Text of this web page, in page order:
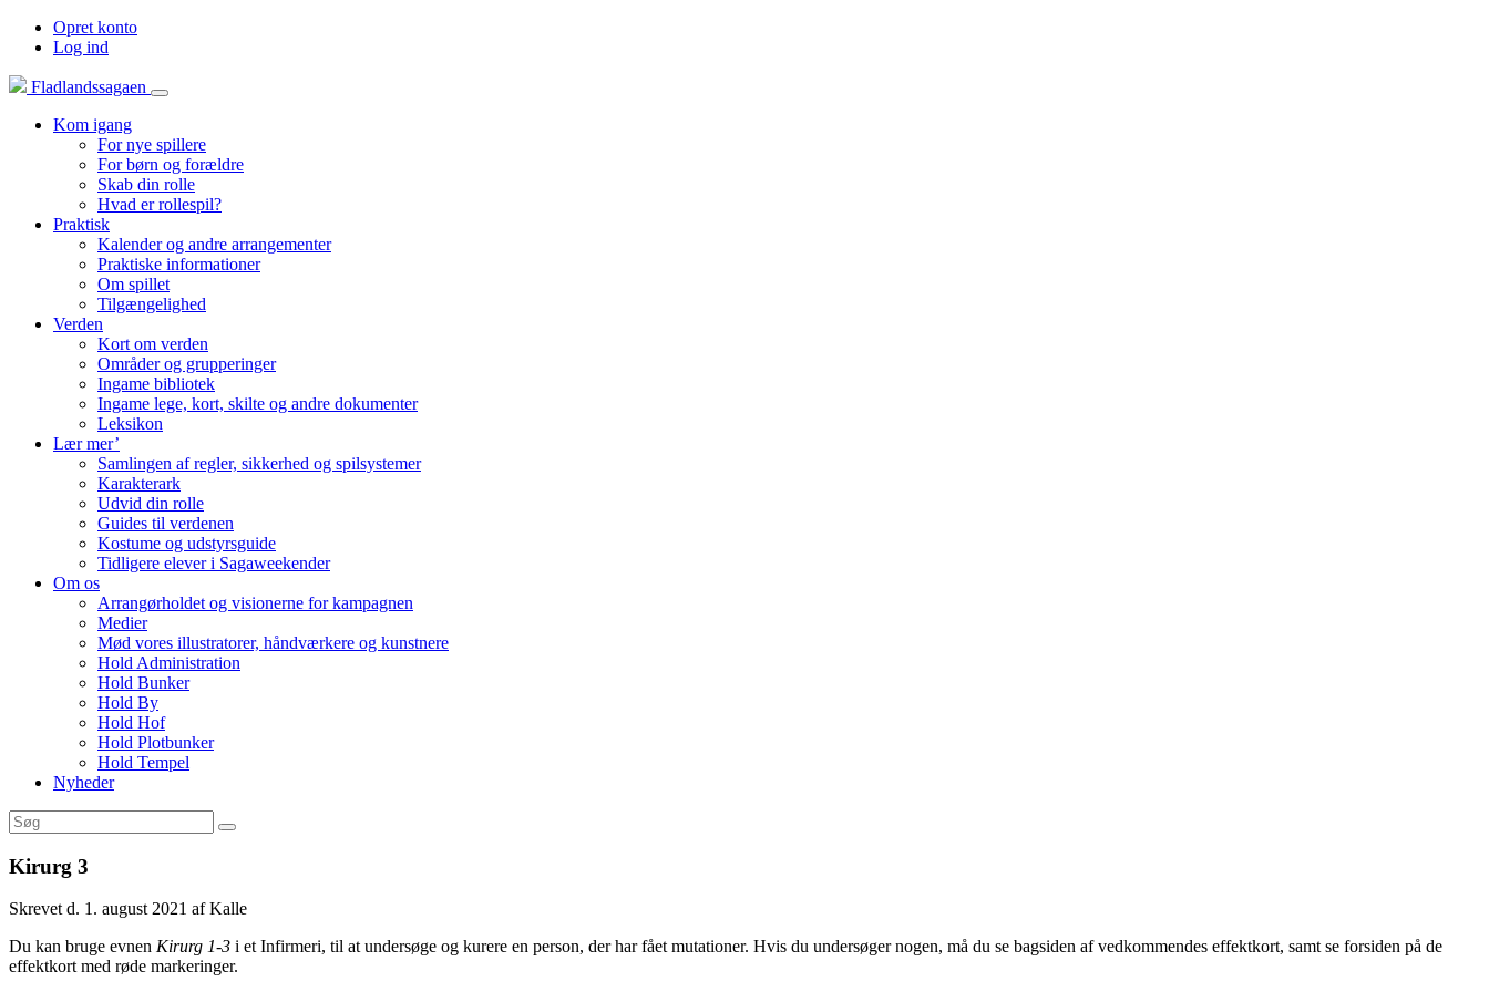
Opret konto
Log ind
Fladlandssagaen
Kom igang
For nye spillere
For børn og forældre
Skab din rolle
Hvad er rollespil?
Praktisk
Kalender og andre arrangementer
Praktiske informationer
Om spillet
Tilgængelighed
Verden
Kort om verden
Områder og grupperinger
Ingame bibliotek
Ingame lege, kort, skilte og andre dokumenter
Leksikon
Lær mer’
Samlingen af regler, sikkerhed og spilsystemer
Karakterark
Udvid din rolle
Guides til verdenen
Kostume og udstyrsguide
Tidligere elever i Sagaweekender
Om os
Arrangørholdet og visionerne for kampagnen
Medier
Mød vores illustratorer, håndværkere og kunstnere
Hold Administration
Hold Bunker
Hold By
Hold Hof
Hold Plotbunker
Hold Tempel
Nyheder
Kirurg 3
Skrevet d. 1. august 2021 af Kalle
Du kan bruge evnen Kirurg 1-3 i et Infirmeri, til at undersøge og kurere en person, der har fået mutationer. Hvis du undersøger nogen, må du se bagsiden af vedkommendes effektkort, samt se forsiden på de
effektkort med røde markeringer.